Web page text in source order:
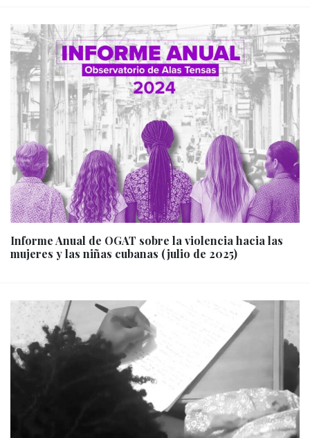
Informe Anual de OGAT sobre la violencia hacia las
mujeres y las niñas cubanas (julio de 2025)